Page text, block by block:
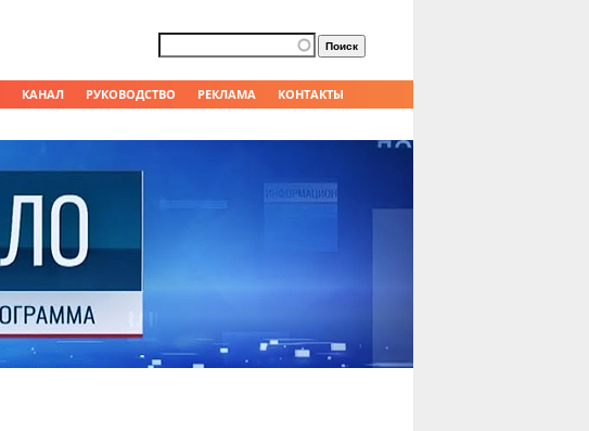
КАНАЛ РУКОВОДСТВО РЕКЛАМА КОНТАКТЫ
Форма поиска
Поиск